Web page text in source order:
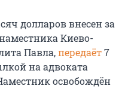
долларов внесен за
Киево-
Павла,передаёт7
на адвоката
освобождён